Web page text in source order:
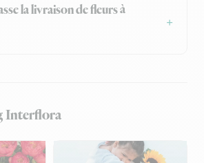
la livraison de fleurs à
Interflora